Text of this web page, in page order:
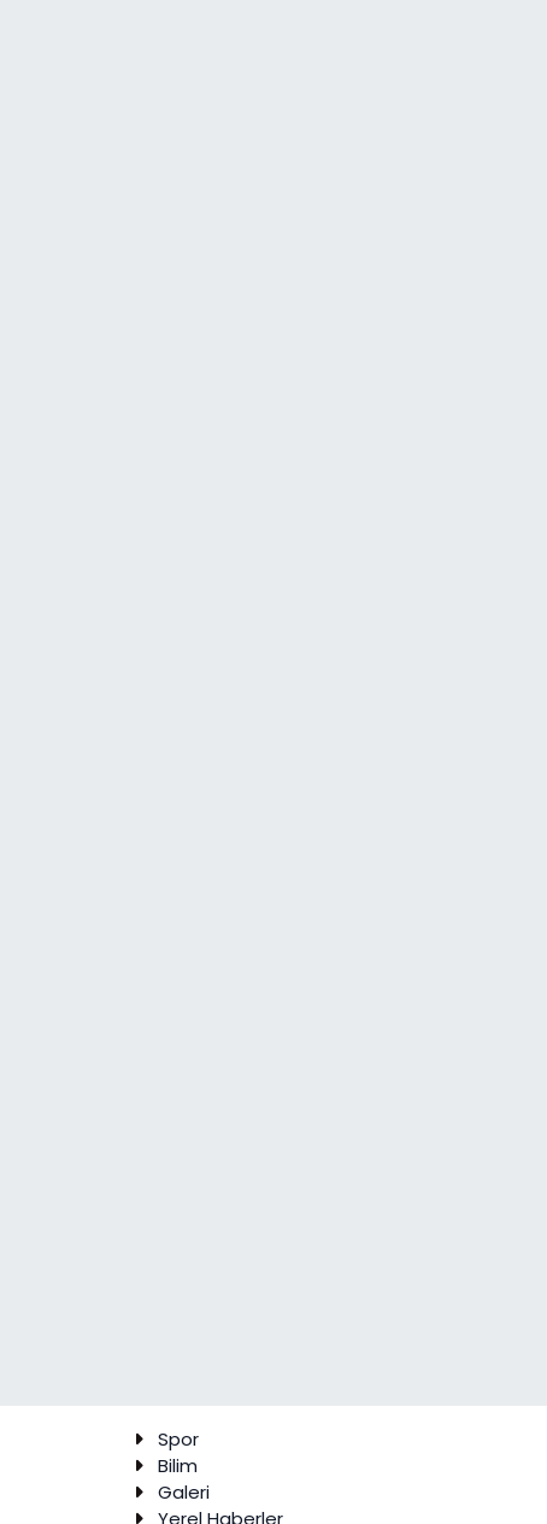
Spor
Bilim
Galeri
Yerel Haberler